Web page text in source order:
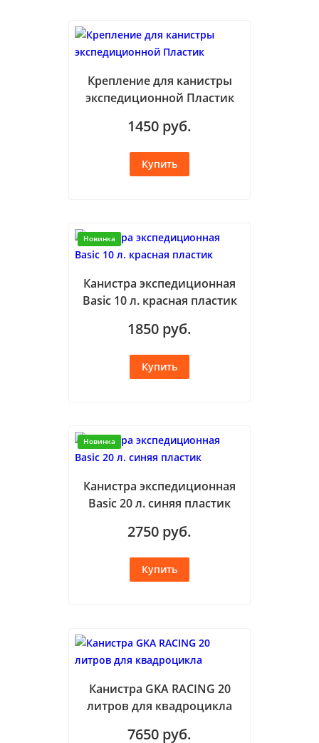
Крепление для канистры
экспедиционной Пластик
1450 руб.
Новинка
Канистра экспедиционная
Basic 10 л. красная пластик
1850 руб.
Новинка
Канистра экспедиционная
Basic 20 л. синяя пластик
2750 руб.
Канистра GKA RACING 20
литров для квадроцикла
7650 руб.